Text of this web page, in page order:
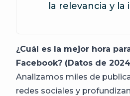
la relevancia y
¿Cuál es la mejor hora
Facebook? (Datos de
Analizamos miles de
redes sociales y